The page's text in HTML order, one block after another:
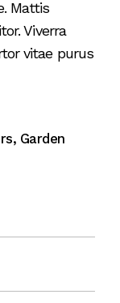
Mattis
Viverra
vitae purus
, Garden